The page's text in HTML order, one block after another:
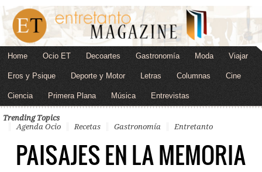
Home Ocio ET Decoartes Gastronomía Moda Viajar
Eros y Psique Deporte y Motor Letras Columnas Cine
Ciencia Primera Plana Música Entrevistas
Trending Topics
Agenda Ocio
Recetas Gastronomía Entretanto
PAISAJES EN LA MEMORIA